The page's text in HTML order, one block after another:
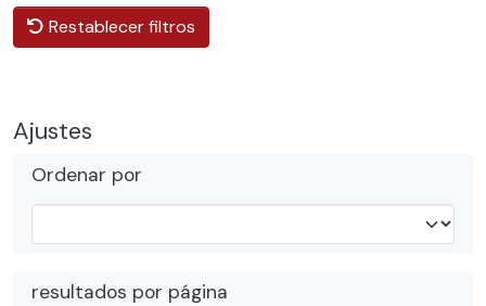
Restablecer filtros
Ajustes
Ordenar por
resultados por página